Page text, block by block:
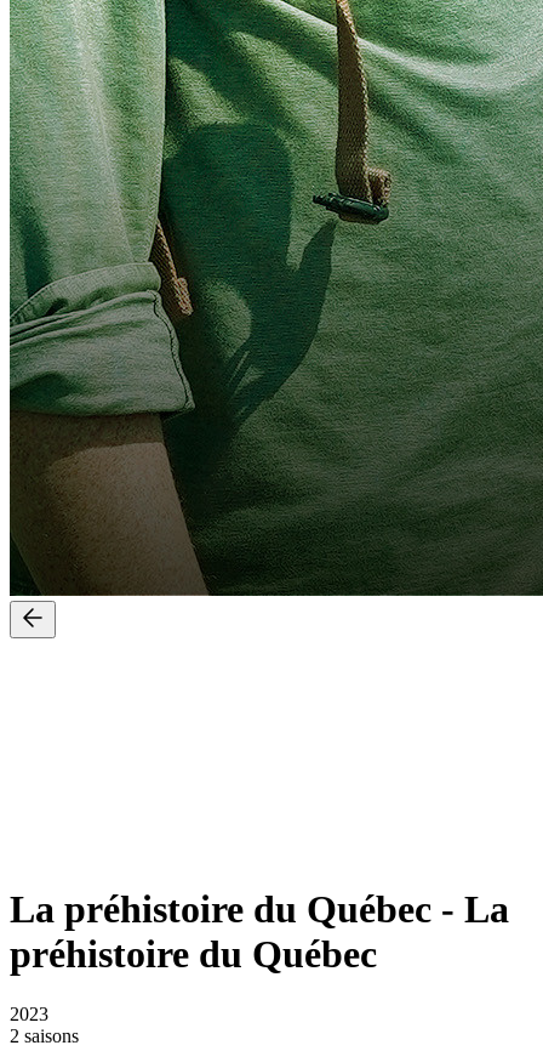
La préhistoire du Québec - La
préhistoire du Québec
2023
2 saisons